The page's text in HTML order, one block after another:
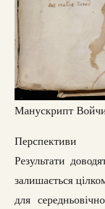
Манускрипт
Перспективи
Результати
залишається
для